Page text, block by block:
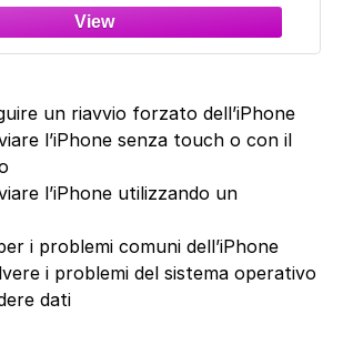
11 Pro/XR/X/8/Plus -White
un riavvio forzato dell’iPhone
l’iPhone senza touch o con il
l’iPhone utilizzando un
i problemi comuni dell’iPhone
i problemi del sistema operativo
dati